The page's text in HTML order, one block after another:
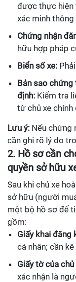
được thực hiện
xác minh
Chứng nhận
hữu hợp pháp
Biển số xe:
Bản sao chứng
định: Kiểm tra
từ chủ xe
Lưu ý: Nếu chứng
cần ghi rõ lý do
2. Hồ sơ cần
quyền sở hữu
Sau khi chủ xe
sở hữu (người
một bộ hồ sơ để
gồm:
Giấy khai đăng
cá nhân; cần
Giấy tờ của
xác nhận là